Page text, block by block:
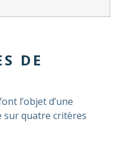
DE
l’objet d’une
quatre critères